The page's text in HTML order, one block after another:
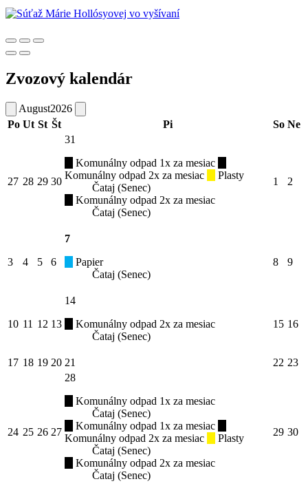
Zvozový kalendár
August2026
Po Ut St Št Pi So Ne
27 28 29 30
31
Komunálny odpad 1x za mesiac
Komunálny odpad 2x za mesiac
Plasty
Čataj (Senec)
Komunálny odpad 2x za mesiac
Čataj (Senec)
1 2
3 4 5 6
7
Papier
Čataj (Senec)
8 9
10 11 12 13
14
Komunálny odpad 2x za mesiac
Čataj (Senec)
15 16
17 18 19 20 21 22 23
24 25 26 27
28
Komunálny odpad 1x za mesiac
Čataj (Senec)
Komunálny odpad 1x za mesiac
Komunálny odpad 2x za mesiac
Plasty
Čataj (Senec)
Komunálny odpad 2x za mesiac
Čataj (Senec)
29 30